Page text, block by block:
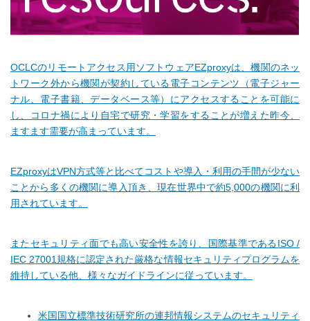
OCLCのリモートアクセス用ソフトウェアEZproxyは、機関のネッ
トワーク外から機関が契約している電子コンテンツ（電子ジャー
ナル、電子書籍、データベース等）にアクセスすることを可能に
し、コロナ禍により自宅で研究・学習をすることが増えた昨今、
ますます需要が高まっています。
EZproxyはVPN方式等と比べてコストや導入・利用の手間が少ない
ことから多くの機関に導入頂き、現在世界中で約5,000の機関に利
用されています。
またセキュリティ面でも高い安全性を誇り、国際基準であるISO /
IEC 27001規格に認定された厳格な情報セキュリティプログラムを
維持している他、様々なガイドラインに従っています。
米国国立標準技術研究所の連邦情報システムのセキュリティ